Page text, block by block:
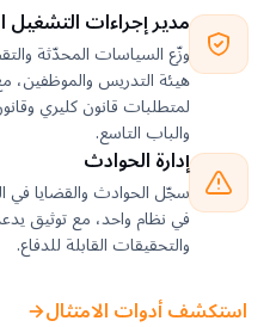
مدير إجراءات التشغيل
وزّع السياسات المحدّثة
هيئة التدريس والموظفين،
لمتطلبات قانون كليري
والباب التاسع.
إدارة الحوادث
سجّل الحوادث والقضايا في
في نظام واحد، مع توثيق
والتحقيقات القابلة للدفاع.
استكشف أدوات الامتثال←